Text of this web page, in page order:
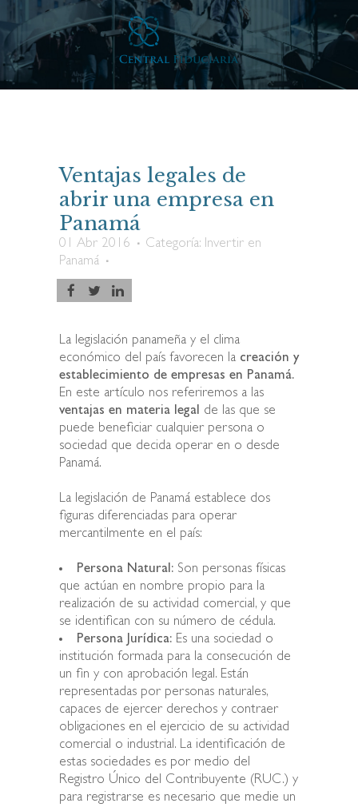
Ventajas legales de
abrir una empresa en
Panamá
01 Abr 2016 Categoría: Invertir en
Panamá
La legislación panameña y el clima
económico del país favorecen la creación y
establecimiento de empresas en Panamá.
En este artículo nos referiremos a las
ventajas en materia legal de las que se
puede beneficiar cualquier persona o
sociedad que decida operar en o desde
Panamá.
La legislación de Panamá establece dos
figuras diferenciadas para operar
mercantilmente en el país:
Persona Natural: Son personas físicas
que actúan en nombre propio para la
realización de su actividad comercial, y que
se identifican con su número de cédula.
Persona Jurídica: Es una sociedad o
institución formada para la consecución de
un fin y con aprobación legal. Están
representadas por personas naturales,
capaces de ejercer derechos y contraer
obligaciones en el ejercicio de su actividad
comercial o industrial. La identificación de
estas sociedades es por medio del
Registro Único del Contribuyente (RUC.) y
para registrarse es necesario que medie un